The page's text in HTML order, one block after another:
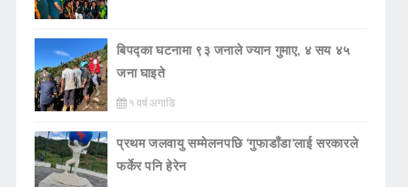
बिपद्का घटनामा ९३ जनाले ज्यान गुमाए, ४ सय ४५
जना घाइते
१ वर्ष अगाडि
प्रथम जलवायु सम्मेलनपछि ‘गुफाडाँडा’लाई सरकारले
फर्केर पनि हेरेन